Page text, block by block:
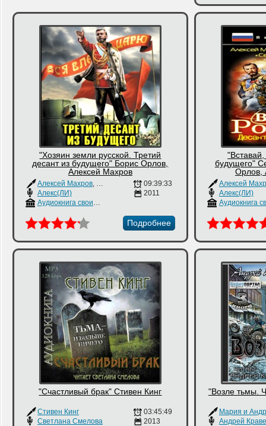
"Хозяин земли русской. Третий
десант из будущего" Борис Орлов,
Алексей Махров
Алексей Махров, Борис Орлов
Алекс(ЛИ)
Аудиокнига своими руками
09:39:33
2011
Подробнее
будущего"
Орлов,
Алексей
Алекс(ЛИ)
"Счастливый брак" Стивен Кинг
Стивен Кинг
Светлана Смелова
03:45:49
2013
"Возле тьмы.
Андрей